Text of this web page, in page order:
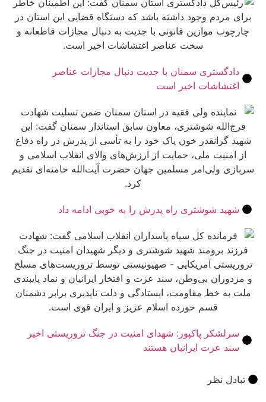
سمنان با جدیت دنبال مجازات عناصر
اخیر است
شوشتری راه پدرش را به خوبی ادامه داد
پاکپور: شهدای امنیت در جنگ تروریستی اخیر
عزت ایرانیان هستند
نظر